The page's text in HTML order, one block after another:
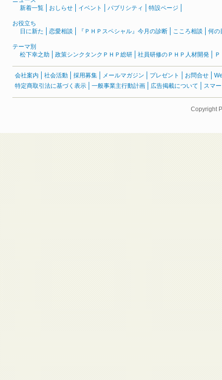
新着一覧
おしらせ イベント パブリシティ 特設ページ
お役立ち
日に新た
恋愛相談 『ＰＨＰスペシャル』今月の診断 こころ相談 何の
テーマ別
松下幸之助
政策シンクタンクＰＨＰ総研 社員研修のＰＨＰ人材開発
会社案内 社会活動 採用募集 メールマガジン プレゼント お問合せ
特定商取引法に基づく表示
一般事業主行動計画 広告掲載について スマ
Copyright